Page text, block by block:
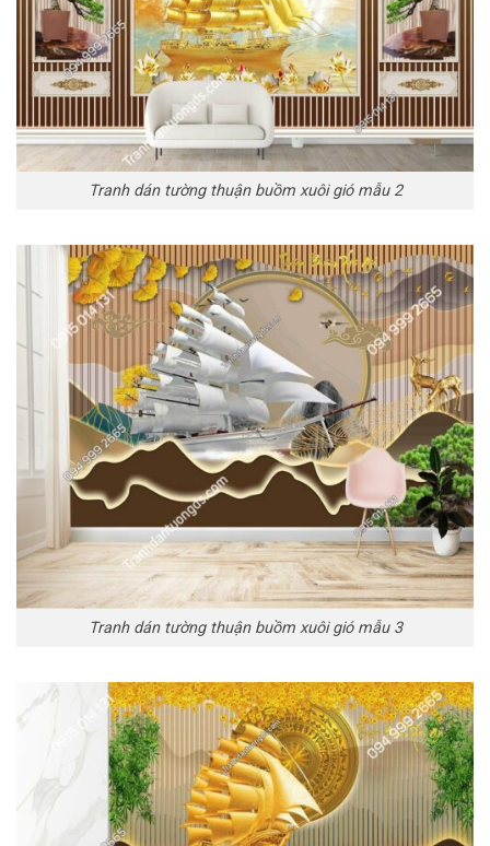
Tranh dán tường thuận buồm xuôi gió mẫu 2
Tranh dán tường thuận buồm xuôi gió mẫu 3